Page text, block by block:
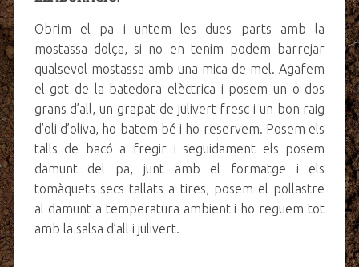
Obrim el pa i untem les dues parts amb la
mostassa dolça, si no en tenim podem barrejar
qualsevol mostassa amb una mica de mel. Agafem
el got de la batedora elèctrica i posem un o dos
grans d’all, un grapat de julivert fresc i un bon raig
d’oli d’oliva, ho batem bé i ho reservem. Posem els
talls de bacó a fregir i seguidament els posem
damunt del pa, junt amb el formatge i els
tomàquets secs tallats a tires, posem el pollastre
al damunt a temperatura ambient i ho reguem tot
amb la salsa d’all i julivert.